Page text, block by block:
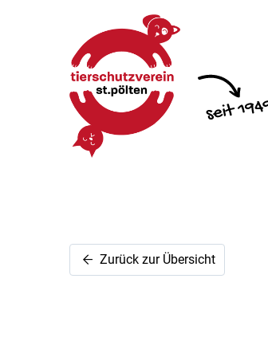
Zurück zur Übersicht